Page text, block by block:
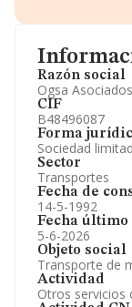
Razón social
Ogsa
CIF
B48496087
Forma
Sociedad
Sector
Transportes
Fecha de
14-5-1992
Fecha último
5-6-2026
Objeto social
Transporte de
Actividad
Otros servicios